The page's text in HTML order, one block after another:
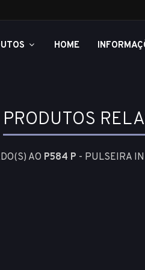
HOME
PRODUTOS
AO P584 P - PULSEIRA